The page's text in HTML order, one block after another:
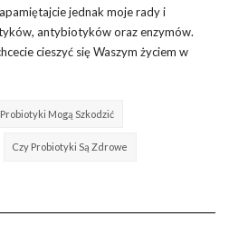
jednak moje rady i
antybiotyków oraz enzymów.
cieszyć się Waszym życiem w
Mogą Szkodzić
Czy Probiotyki Są Zdrowe